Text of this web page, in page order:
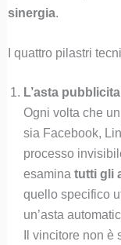
sinergia.
I quattro pilastri
L’asta
Ogni volta che
sia Facebook,
processo
esamina tutti gli
quello specifico
un’asta
Il vincitore non